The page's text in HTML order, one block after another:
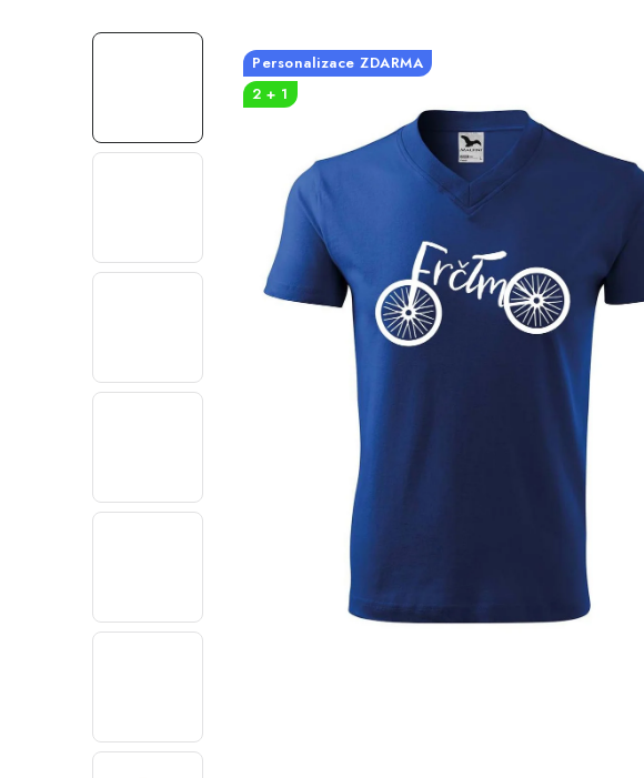
Personalizace ZDARMA
2 + 1